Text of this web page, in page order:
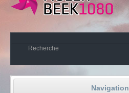
Navigation